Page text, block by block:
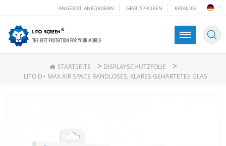
ANGEBOT ANFORDERN GRATISPROBEN KATALOG
STARTSEITE > DISPLAYSCHUTZFOLIE >
LITO D+ MAX AIR SPACE RANDLOSES, KLARES GEHÄRTETES GLAS